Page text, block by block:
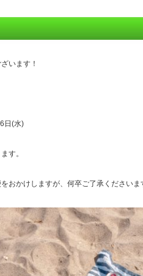
います！
日(水)
す。
おかけしますが、何卒ご了承ください